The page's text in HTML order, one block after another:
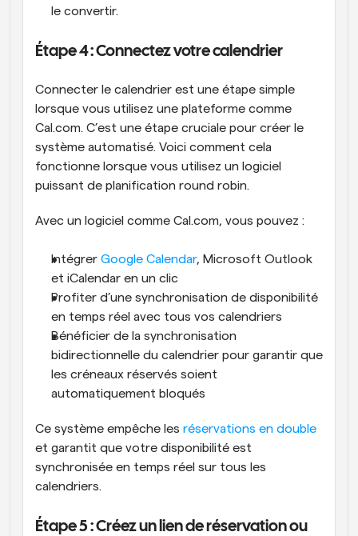
le convertir.
Étape 4 : Connectez votre calendrier
Connecter le calendrier est une étape simple
lorsque vous utilisez une plateforme comme
Cal.com. C’est une étape cruciale pour créer le
système automatisé. Voici comment cela
fonctionne lorsque vous utilisez un logiciel
puissant de planification round robin.
Avec un logiciel comme Cal.com, vous pouvez :
Intégrer Google Calendar, Microsoft Outlook
et iCalendar en un clic
Profiter d’une synchronisation de disponibilité
en temps réel avec tous vos calendriers
Bénéficier de la synchronisation
bidirectionnelle du calendrier pour garantir que
les créneaux réservés soient
automatiquement bloqués
Ce système empêche les réservations en double
et garantit que votre disponibilité est
synchronisée en temps réel sur tous les
calendriers.
Étape 5 : Créez un lien de réservation ou